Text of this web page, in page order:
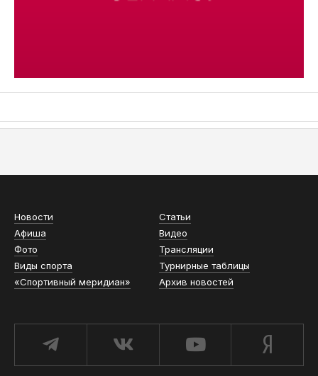
Новости
Статьи
Афиша
Видео
Фото
Трансляции
Виды спорта
Турнирные таблицы
«Спортивный меридиан»
Архив новостей